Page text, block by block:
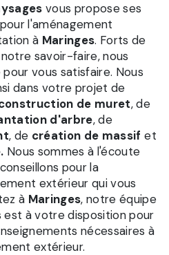
vous propose ses
l'aménagement
à Maringes. Forts de
savoir-faire, nous
vous satisfaire. Nous
dans votre projet de
de muret, de
d'arbre, de
, de création de massif et
Nous sommes à l'écoute
pour la
extérieur qui vous
à Maringes, notre équipe
est à votre disposition pour
nécessaires à
extérieur.